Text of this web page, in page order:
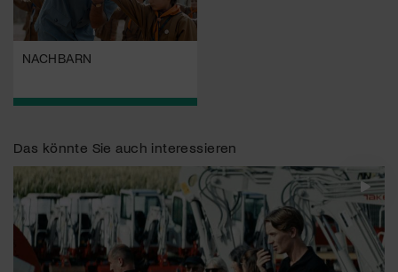
NACHBARN
Das könnte Sie auch interessieren